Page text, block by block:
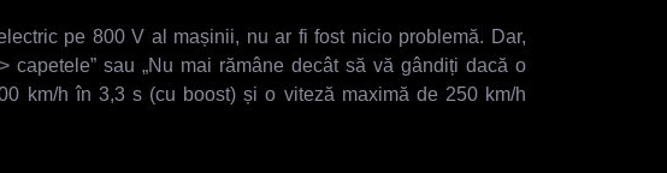
pe 800 V al mașinii, nu ar fi fost nicio problemă. Dar,
capetele” sau „Nu mai rămâne decât să vă gândiți dacă o
km/h în 3,3 s (cu boost) și o viteză maximă de 250 km/h